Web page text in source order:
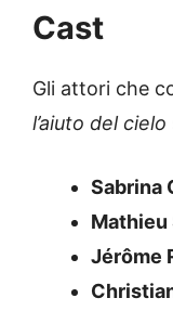
Cast
Gli attori che
l’aiuto del cielo
Sabrina
Mathieu
Jérôme